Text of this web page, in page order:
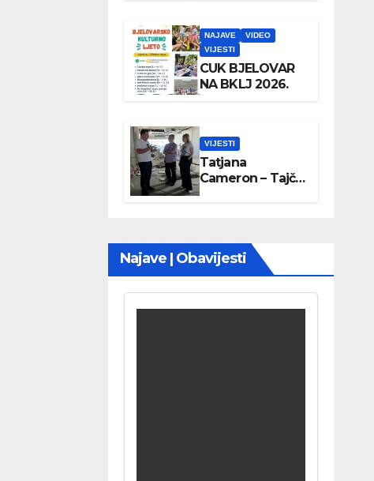
NAJAVE
VIDEO
VIJESTI
CUK BJELOVAR
NA BKLJ 2026.
VIJESTI
Tatjana
Cameron – Tajči
posjetila
Najave | Obavijesti